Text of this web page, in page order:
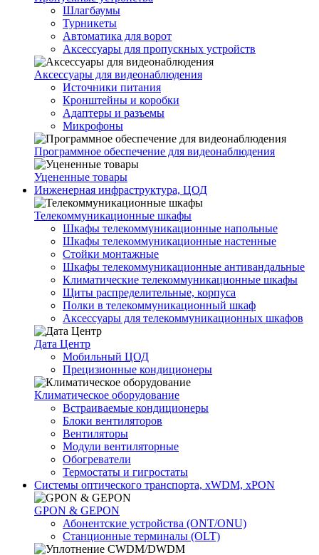
Шлагбаумы
Турникеты
Автоматика для ворот
Аксессуары для пропускных устройств
Аксессуары для видеонаблюдения
Источники питания
Кронштейны и коробки
Адаптеры и разъемы
Микрофоны
Программное обеспечение для видеонаблюдения
Уцененные товары
Инженерная инфраструктура, ЦОД
Телекоммуникационные шкафы
Шкафы телекоммуникационные напольные
Шкафы телекоммуникационные настенные
Стойки монтажные
Шкафы телекоммуникационные антивандальные
Климатические телекоммуникационные шкафы
Щиты распределительные, корпуса
Полки в телекоммуникационный шкаф
Аксессуары для телекоммуникационных шкафов
Дата Центр
Мобильный ЦОД
Прецизионные кондиционеры
Климатичeское оборудование
Встраиваемые кондиционеры
Блоки вентиляторов
Вентиляторы
Модули вентиляторные
Обогреватели
Термостаты и гигростаты
Системы оптического транспорта, xWDM, xPON
GPON & GEPON
Абонентские устройства (ONT/ONU)
Станционные терминалы (OLT)